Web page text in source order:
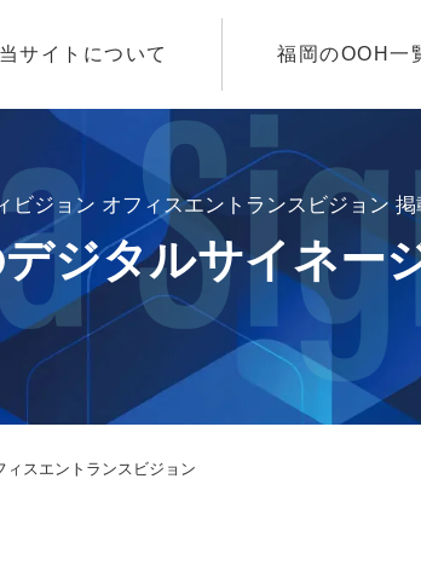
当サイトについて 福岡のOOH一
ジョン オフィスエントランスビジョン
ジタルサイネー
スエントランスビジョン